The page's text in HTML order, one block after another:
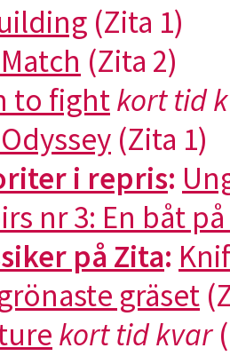
(Zita 1)
(Zita 2)
to fightkort tid
(Zita 1)
i repris:
nr 3: En båt
på Zita:
gräset
kort tid kvar